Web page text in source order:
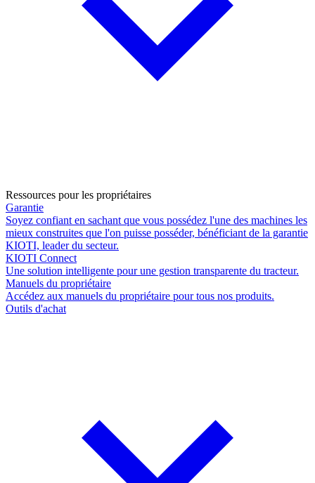
Ressources pour les propriétaires
Garantie
Soyez confiant en sachant que vous possédez l'une des machines les
mieux construites que l'on puisse posséder, bénéficiant de la garantie
KIOTI, leader du secteur.
KIOTI Connect
Une solution intelligente pour une gestion transparente du tracteur.
Manuels du propriétaire
Accédez aux manuels du propriétaire pour tous nos produits.
Outils d'achat